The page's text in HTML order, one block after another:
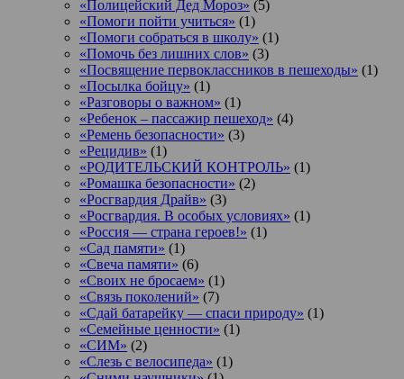
«Полицейский Дед Мороз» (5)
«Помоги пойти учиться» (1)
«Помоги собраться в школу» (1)
«Помочь без лишних слов» (3)
«Посвящение первоклассников в пешеходы» (1)
«Посылка бойцу» (1)
«Разговоры о важном» (1)
«Ребенок – пассажир пешеход» (4)
«Ремень безопасности» (3)
«Рецидив» (1)
«РОДИТЕЛЬСКИЙ КОНТРОЛЬ» (1)
«Ромашка безопасности» (2)
«Росгвардия Драйв» (3)
«Росгвардия. В особых условиях» (1)
«Россия — страна героев!» (1)
«Сад памяти» (1)
«Свеча памяти» (6)
«Своих не бросаем» (1)
«Связь поколений» (7)
«Сдай батарейку — спаси природу» (1)
«Семейные ценности» (1)
«СИМ» (2)
«Слезь с велосипеда» (1)